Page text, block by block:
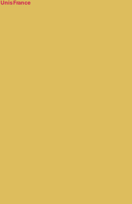
Unis France